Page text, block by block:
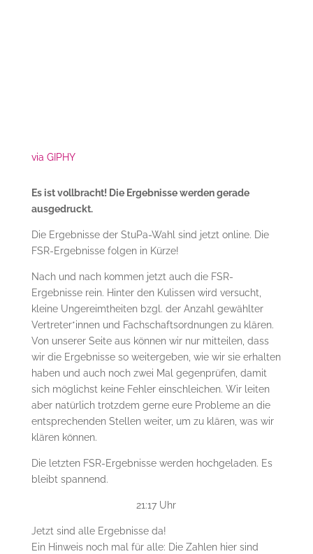
via GIPHY
Es ist vollbracht! Die Ergebnisse werden gerade
ausgedruckt.
Die Ergebnisse der StuPa-Wahl sind jetzt online. Die
FSR-Ergebnisse folgen in Kürze!
Nach und nach kommen jetzt auch die FSR-
Ergebnisse rein. Hinter den Kulissen wird versucht,
kleine Ungereimtheiten bzgl. der Anzahl gewählter
Vertreter*innen und Fachschaftsordnungen zu klären.
Von unserer Seite aus können wir nur mitteilen, dass
wir die Ergebnisse so weitergeben, wie wir sie erhalten
haben und auch noch zwei Mal gegenprüfen, damit
sich möglichst keine Fehler einschleichen. Wir leiten
aber natürlich trotzdem gerne eure Probleme an die
entsprechenden Stellen weiter, um zu klären, was wir
klären können.
Die letzten FSR-Ergebnisse werden hochgeladen. Es
bleibt spannend.
21:17 Uhr
Jetzt sind alle Ergebnisse da!
Ein Hinweis noch mal für alle: Die Zahlen hier sind